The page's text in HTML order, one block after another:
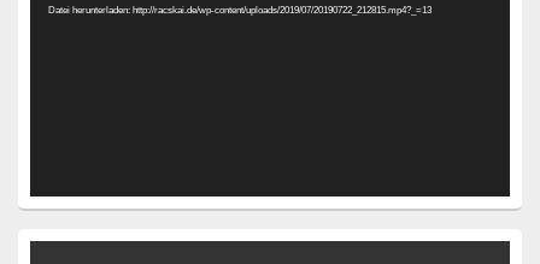
Datei herunterladen: http://racskai.de/wp-content/uploads/2019/07/20190722_212815.mp4?_=13